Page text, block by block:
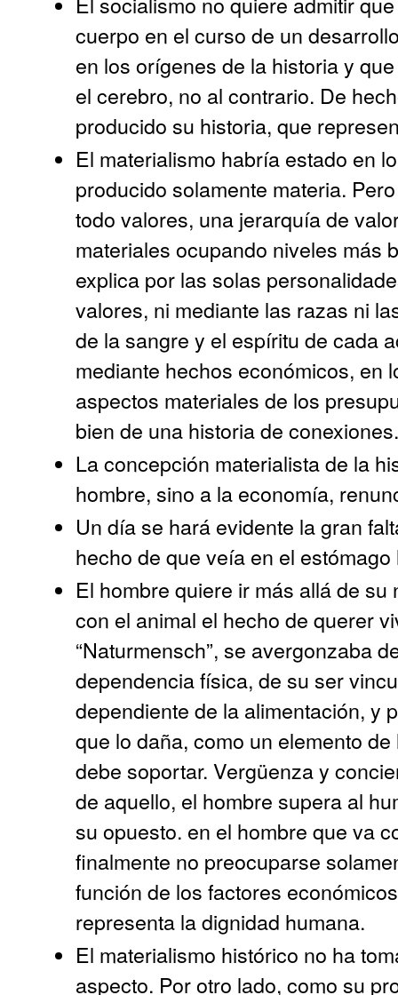
cuerpo en el curso de un
en los orígenes de la historia y
el cerebro, no al contrario. De
producido su historia, que
El materialismo habría estado en
producido solamente materia.
todo valores, una jerarquía de
materiales ocupando niveles más
explica por las solas
valores, ni mediante las razas ni
de la sangre y el espíritu de cada
mediante hechos económicos, en
aspectos materiales de los
bien de una historia de conexiones.
La concepción materialista de la
hombre, sino a la economía,
Un día se hará evidente la gran
hecho de que veía en el
El hombre quiere ir más allá de
con el animal el hecho de querer
“Naturmensch”, se avergonzaba
dependencia física, de su ser
dependiente de la alimentación, y
que lo daña, como un elemento
debe soportar. Vergüenza y
de aquello, el hombre supera al
su opuesto. en el hombre que va
finalmente no preocuparse
función de los factores
representa la dignidad humana.
El materialismo histórico no ha
aspecto. Por otro lado, como su